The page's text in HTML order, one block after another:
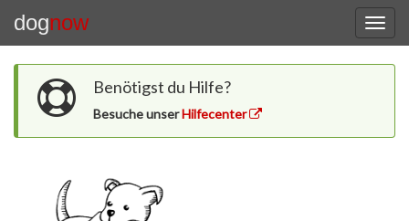
dognow
Benötigst du Hilfe?
Besuche unserHilfecenter